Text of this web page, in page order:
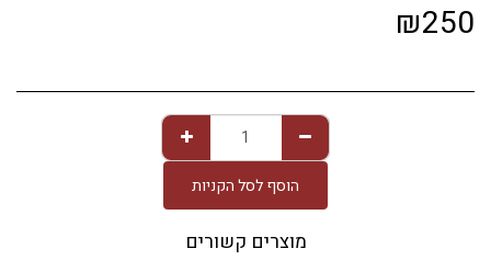
₪250
הוסף לסל הקניות
מוצרים קשורים